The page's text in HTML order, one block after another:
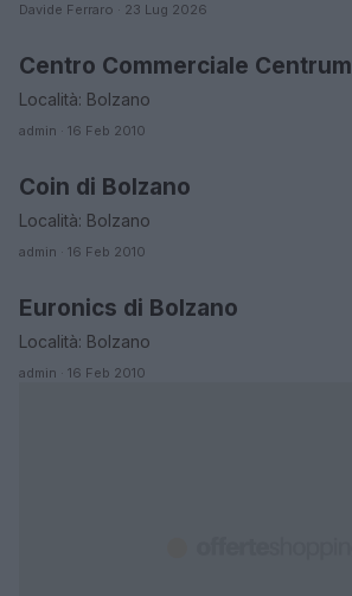
Davide Ferraro · 23 Lug 2026
BOLZANO
Centro Commerciale Centrum
Località: Bolzano
admin · 16 Feb 2010
BOLZANO
Coin di Bolzano
Località: Bolzano
admin · 16 Feb 2010
BOLZANO
Euronics di Bolzano
Località: Bolzano
admin · 16 Feb 2010